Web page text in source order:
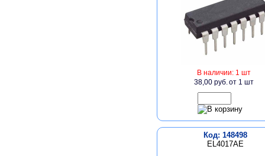
В наличии: 1 шт
38,00 руб.от 1 шт
Код: 148498
EL4017AE